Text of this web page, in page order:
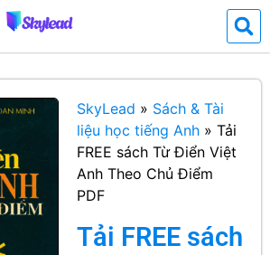
SkyLead » Sách & Tài
liệu học tiếng Anh » Tải
FREE sách Từ Điển Việt
Anh Theo Chủ Điểm
PDF
Tải FREE sách